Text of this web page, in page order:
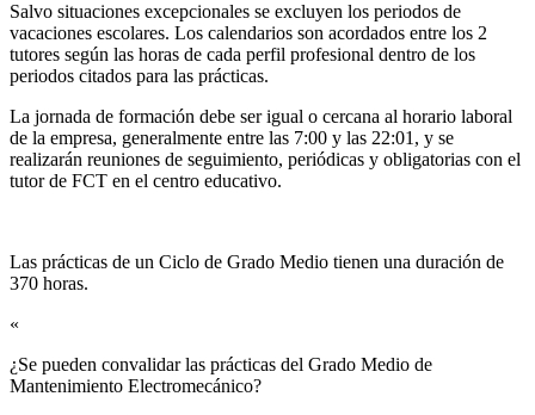
Salvo situaciones excepcionales se excluyen los periodos de
vacaciones escolares. Los calendarios son acordados entre los 2
tutores según las horas de cada perfil profesional dentro de los
periodos citados para las prácticas.
La jornada de formación debe ser igual o cercana al horario laboral
de la empresa, generalmente entre las 7:00 y las 22:01, y se
realizarán reuniones de seguimiento, periódicas y obligatorias con el
tutor de FCT en el centro educativo.
Las prácticas de un Ciclo de Grado Medio tienen una duración de
370 horas.
«
¿Se pueden convalidar las prácticas del Grado Medio de
Mantenimiento Electromecánico?​